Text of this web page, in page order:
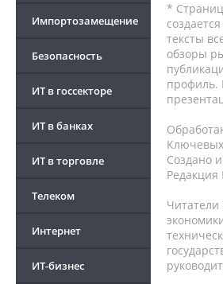
Импортозамещение
Безопасность
ИТ в госсекторе
ИТ в банках
ИТ в торговле
Телеком
Интернет
ИТ-бизнес
*
тексты
обзоры
профиль.
Создано
Редакция